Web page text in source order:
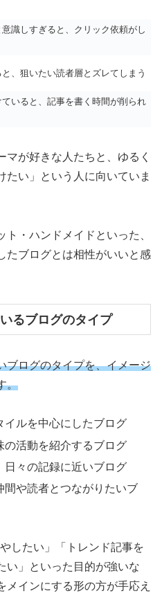
識しすぎると、クリック依頼がし
、狙いたい読者層とズレてしまう
いると、記事を書く時間が削られ
マが好きな人たちと、ゆるく
たい」という人に向いていま
・ハンドメイドといった、
たブログとは相性がいいと感
るブログのタイプ
ブログのタイプを、イメージ
。
イルを中心にしたブログ
の活動を紹介するブログ
日々の記録に近いブログ
間や読者とつながりたいブ
したい」「トレンド記事を
い」といった目的が強いな
メインにする形の方が手応え